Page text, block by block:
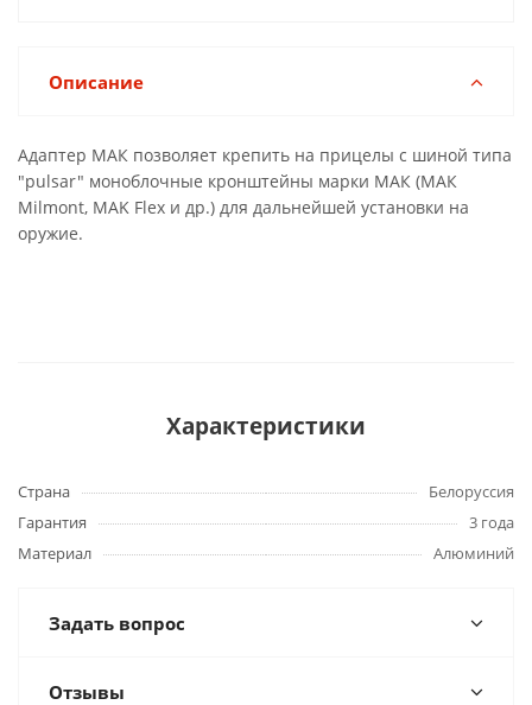
Описание
Адаптер МАК позволяет крепить на прицелы с шиной типа
"pulsar" моноблочные кронштейны марки МАК (МАК
Milmont, MAK Flex и др.) для дальнейшей установки на
оружие.
Характеристики
Страна
Белоруссия
Гарантия
3 года
Материал
Алюминий
Задать вопрос
Отзывы